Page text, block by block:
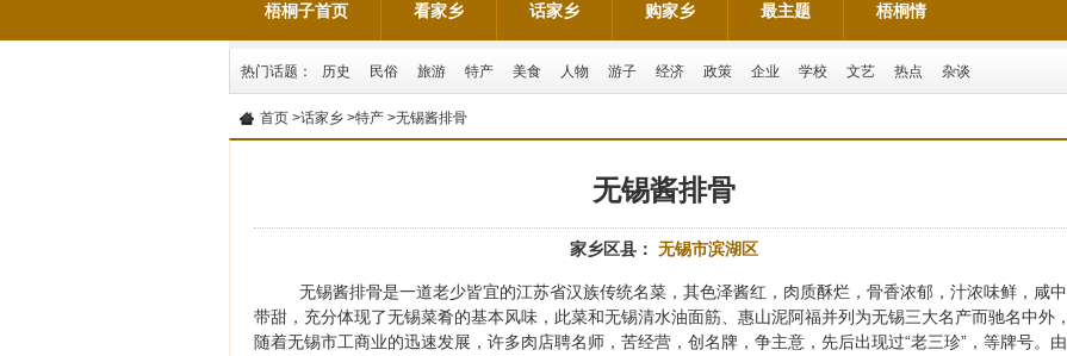
梧桐子首页 看家乡 话家乡 购家乡 最主题 梧桐情
热门话题： 历史 民俗 旅游 特产 美食 人物 游子 经济 政策 企业 学校 文艺 热点 杂谈
首页 >话家乡 >特产 >无锡酱排骨
无锡酱排骨
家乡区县： 无锡市滨湖区
无锡酱排骨是一道老少皆宜的江苏省汉族传统名菜，其色泽酱红，肉质酥烂，骨香浓郁，汁浓味鲜，咸中
带甜，充分体现了无锡菜肴的基本风味，此菜和无锡清水油面筋、惠山泥阿福并列为无锡三大名产而驰名中外，
随着无锡市工商业的迅速发展，许多肉店聘名师，苦经营，创名牌，争主意，先后出现过“老三珍”，等牌号。由